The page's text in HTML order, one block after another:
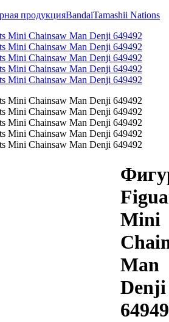
продукцияBandaiTamashii Nations
Mini
Man
Denji